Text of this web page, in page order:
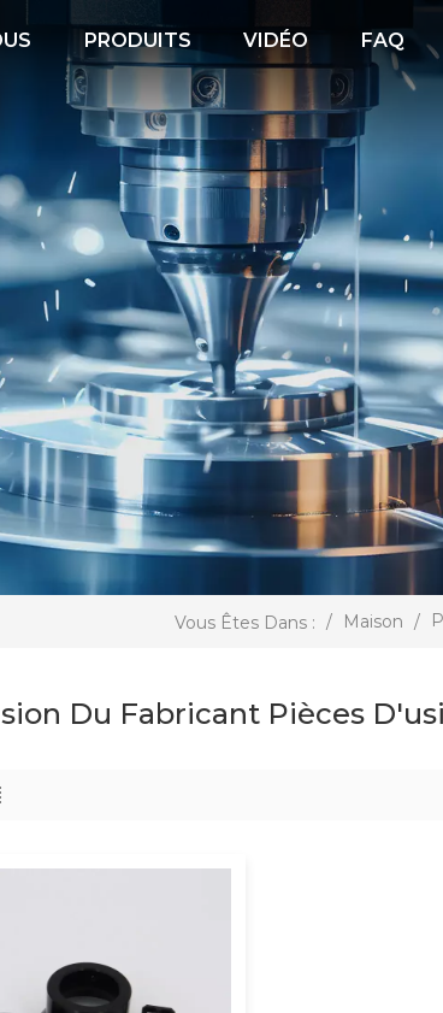
PRODUITS VIDÉO FAQ
Vous Êtes Dans : / Maison /
Du Fabricant Pièces